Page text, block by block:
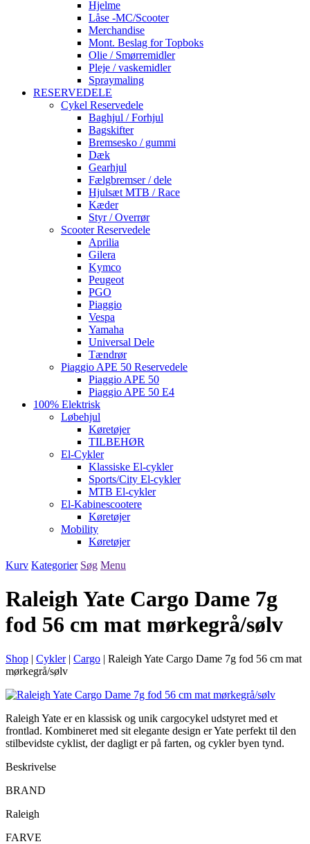
Hjelme
Låse -MC/Scooter
Merchandise
Mont. Beslag for Topboks
Olie / Smørremidler
Pleje / vaskemidler
Spraymaling
RESERVEDELE
Cykel Reservedele
Baghjul / Forhjul
Bagskifter
Bremsesko / gummi
Dæk
Gearhjul
Fælgbremser / dele
Hjulsæt MTB / Race
Kæder
Styr / Overrør
Scooter Reservedele
Aprilia
Gilera
Kymco
Peugeot
PGO
Piaggio
Vespa
Yamaha
Universal Dele
Tændrør
Piaggio APE 50 Reservedele
Piaggio APE 50
Piaggio APE 50 E4
100% Elektrisk
Løbehjul
Køretøjer
TILBEHØR
El-Cykler
Klassiske El-cykler
Sports/City El-cykler
MTB El-cykler
El-Kabinescootere
Køretøjer
Mobility
Køretøjer
Kurv Kategorier Søg Menu
Raleigh Yate Cargo Dame 7g
fod 56 cm mat mørkegrå/sølv
Shop | Cykler| Cargo | Raleigh Yate Cargo Dame 7g fod 56 cm mat
mørkegrå/sølv
Raleigh Yate er en klassisk og unik cargocykel udstyret med et
frontlad. Kombineret med sit elegante design er Yate perfekt til den
stilbevidste cyklist, der dagligt er på farten, og cykler byen tynd.
Beskrivelse
BRAND
Raleigh
FARVE